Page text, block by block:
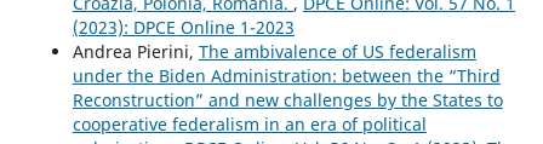
(2023): DPCE Online 1-2023
Andrea Pierini, The ambivalence of US federalism
under the Biden Administration: between the “Third
Reconstruction” and new challenges by the States to
cooperative federalism in an era of political